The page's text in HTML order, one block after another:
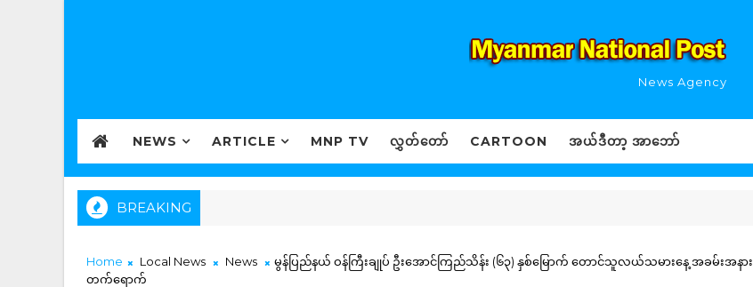
News Agency
NEWS ARTICLE MNP TV လွှတ်တော် CARTOON အယ်ဒီတာ့ အာဘော်
BREAKING
Home Local News News
မွန်ပြည်နယ် ဝန်ကြီးချုပ် ဦးအောင်ကြည်သိန်း (၆၃) နှစ်မြောက် တောင်သူလယ်သမားနေ့ အခမ်းအနား
တက်ရောက်